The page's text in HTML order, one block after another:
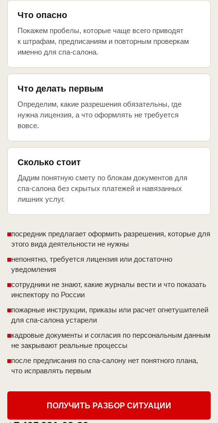
Что опасно
Покажем пробелы, которые чаще всего приводят
к штрафам, предписаниям и повторным проверкам
именно для спа-салона.
Что делать первым
Определим, какие разрешения обязательны, где
нужна лицензия, а что оформлять не требуется
вовсе.
Сколько стоит
Дадим понятную смету по блокам документов для
спа-салона без скрытых платежей и навязанных
лишних услуг.
посредник предлагает оформить разрешения, которые для
этого вида деятельности не нужны
непонятно, требуется лицензия или достаточно
уведомления
сотрудники не знают, какие журналы вести и что показать
инспектору по России
пожарные инструкции, приказы или расчет огнетушителей
для спа-салона устарели
кадровые документы и согласия по персональным данным
не закрывают реальные процессы
после предписания по спа-салону нет понятного плана,
что исправлять первым
ПОЛУЧИТЬ РАЗБОР СИТУАЦИИ